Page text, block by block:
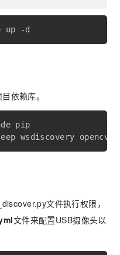
依赖库。
pip
文件执行权限，
文件来配置USB摄像头以